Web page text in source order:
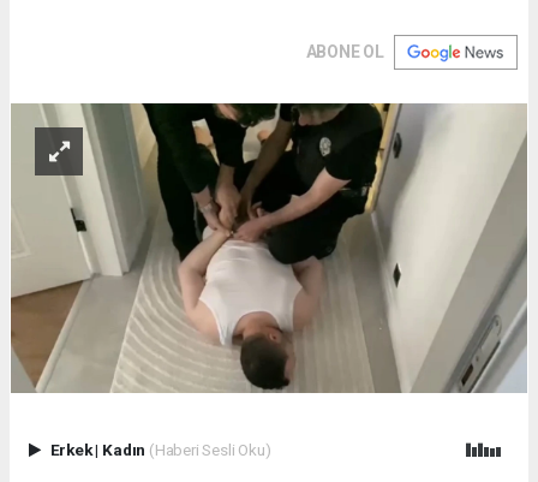
ABONE OL
Erkek| Kadın (Haberi Sesli Oku)